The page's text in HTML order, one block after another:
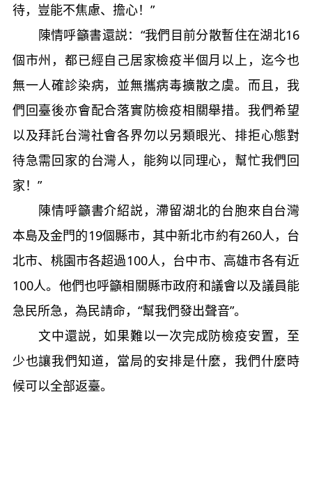
待，豈能不焦慮、擔心！”
陳情呼籲書還説：“我們目前分散暫住在湖北16
個市州，都已經自己居家檢疫半個月以上，迄今也
無一人確診染病，並無攜病毒擴散之虞。而且，我
們回臺後亦會配合落實防檢疫相關舉措。我們希望
以及拜託台灣社會各界勿以另類眼光、排拒心態對
待急需回家的台灣人，能夠以同理心，幫忙我們回
家！”
陳情呼籲書介紹説，滯留湖北的台胞來自台灣
本島及金門的19個縣市，其中新北市約有260人，台
北市、桃園市各超過100人，台中市、高雄市各有近
100人。他們也呼籲相關縣市政府和議會以及議員能
急民所急，為民請命，“幫我們發出聲音”。
文中還説，如果難以一次完成防檢疫安置，至
少也讓我們知道，當局的安排是什麼，我們什麼時
候可以全部返臺。